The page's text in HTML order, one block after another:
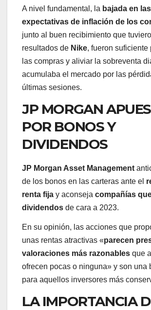
A nivel fundamental, la bajada en las
expectativas de inflación de los
junto al buen recibimiento que
resultados de Nike, fueron suficiente
las compras y aliviar la sobreventa
acumulaba el mercado por las
últimas sesiones.
JP MORGAN
POR BONOS Y
DIVIDENDOS
JP Morgan Asset Management
de los bonos en las carteras ante el
renta fija y aconseja compañías
dividendos de cara a 2023.
En su opinión, las acciones que
unas rentas atractivas «parecen
valoraciones más razonables que
ofrecen pocas o ninguna» y son una
para aquellos inversores más
LA IMPORTANCIA